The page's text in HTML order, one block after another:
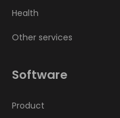
Health
Other services
Software
Product